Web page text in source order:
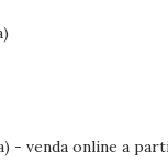
- venda online a